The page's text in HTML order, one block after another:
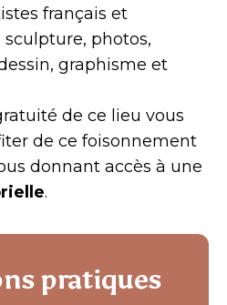
français et
photos,
graphisme et
de ce lieu vous
de ce foisonnement
donnant accès à une
.
pratiques